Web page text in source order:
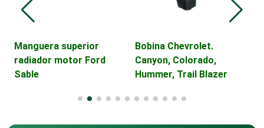
Cancelería de Aluminio
Manguera superior
radiador motor Ford
Sable
Bobina Chevrolet.
Canyon, Colorado,
Hummer, Trail Blazer